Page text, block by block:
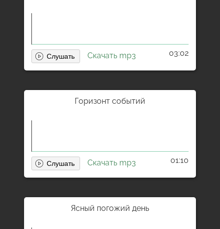
Скачать mp3 03:02
Горизонт событий
Скачать mp3 01:10
Ясный погожий день